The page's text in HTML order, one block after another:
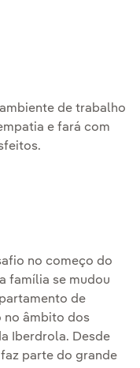
de trabalho
e fará com
no começo do
família se mudou
de
no âmbito dos
Iberdrola. Desde
parte do grande